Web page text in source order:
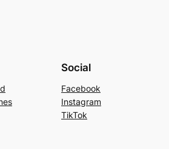
Social
Facebook
Instagram
TikTok